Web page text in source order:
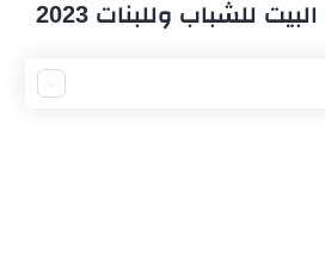
للشباب وللبنات 2023